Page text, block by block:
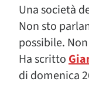
Una società
Non sto
possibile.
Ha scritto
di domenica